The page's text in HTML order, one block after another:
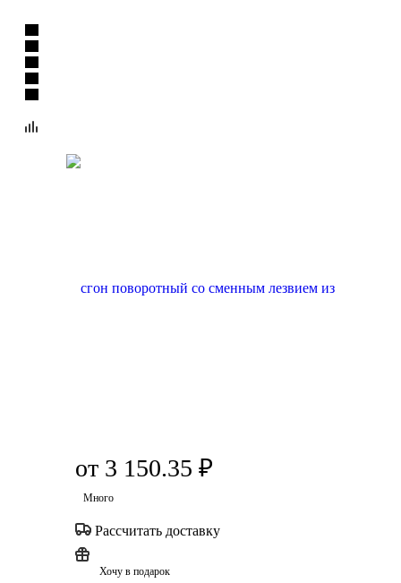
от 3 150.35 ₽
Много
Рассчитать доставку
Хочу в подарок